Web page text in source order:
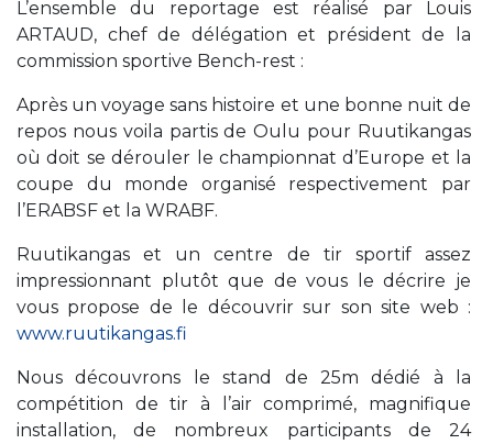
L’ensemble du reportage est réalisé par Louis
ARTAUD, chef de délégation et président de la
commission sportive Bench-rest :
Après un voyage sans histoire et une bonne nuit de
repos nous voila partis de Oulu pour Ruutikangas
où doit se dérouler le championnat d’Europe et la
coupe du monde organisé respectivement par
l’ERABSF et la WRABF.
Ruutikangas et un centre de tir sportif assez
impressionnant plutôt que de vous le décrire je
vous propose de le découvrir sur son site web :
www.ruutikangas.fi
Nous découvrons le stand de 25m dédié à la
compétition de tir à l’air comprimé, magnifique
installation, de nombreux participants de 24